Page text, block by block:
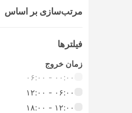
مرتب‌سازی بر اساس
فیلتر‌ها
زمان خروج
۰۰:۰۰ - ۰۶:۰۰
۰۶:۰۰ - ۱۲:۰۰
۱۲:۰۰ - ۱۸:۰۰